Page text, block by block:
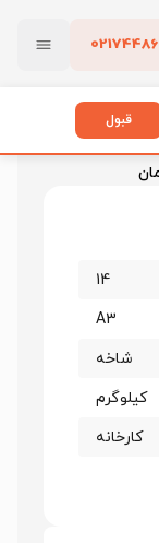
02174486
پاک کردن
14
A3
شاخه
کیلوگرم
کارخانه
قبول